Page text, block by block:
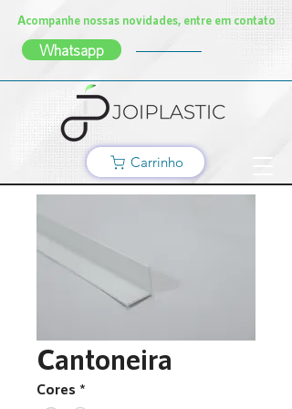
Acompanhe nossas novidades, entre em contato
Whatsapp
Carrinho
Cantoneira
Cores *